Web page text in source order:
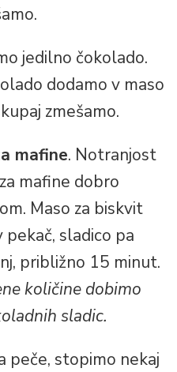
jedilno čokolado.
dodamo v maso
zmešamo.
mafine. Notranjost
mafine dobro
Maso za biskvit
pekač, sladico pa
približno 15 minut.
količine dobimo
sladic.
peče, stopimo nekaj